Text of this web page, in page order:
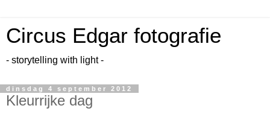
Circus Edgar fotografie
- storytelling with light -
dinsdag 4 september 2012
Kleurrijke dag